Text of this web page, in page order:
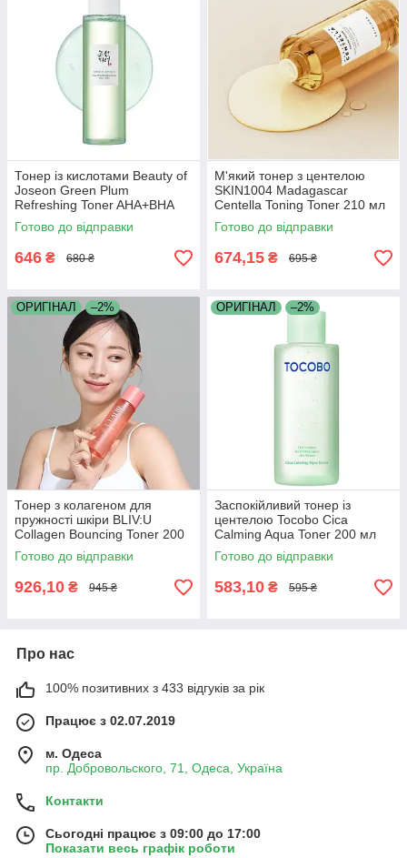
Тонер із кислотами Beauty of
Joseon Green Plum
Refreshing Toner AHA+BHA
150 мл
Готово до відправки
646 ₴ 680 ₴
М'який тонер з центелою
SKIN1004 Madagascar
Centella Toning Toner 210 мл
Готово до відправки
674,15 ₴ 695 ₴
ОРИГІНАЛ –2%
Тонер з колагеном для
пружності шкіри BLIV:U
Collagen Bouncing Toner 200
мл
Готово до відправки
926,10 ₴ 945 ₴
ОРИГІНАЛ –2%
Заспокійливий тонер із
центелою Tocobo Cica
Calming Aqua Toner 200 мл
Готово до відправки
583,10 ₴ 595 ₴
Про нас
100% позитивних з 433 відгуків за рік
Працює з 02.07.2019
м. Одеса
пр. Добровольского, 71, Одеса, Україна
Контакти
Сьогодні працює з 09:00 до 17:00
Показати весь графік роботи